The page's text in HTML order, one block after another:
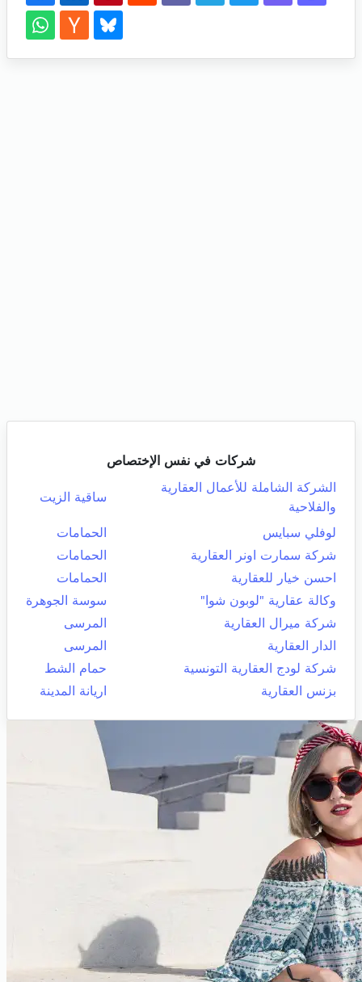
شركات في نفس الإختصاص
الشركة الشاملة للأعمال العقارية
والفلاحية
ساقية الزيت
لوفلي سبايس
الحمامات
شركة سمارت اونر العقارية
الحمامات
احسن خيار للعقارية
الحمامات
وكالة عقارية "لوبون شوا"
سوسة الجوهرة
شركة ميرال العقارية
المرسى
الدار العقارية
المرسى
شركة لودج العقارية التونسية
حمام الشط
بزنس العقارية
اريانة المدينة